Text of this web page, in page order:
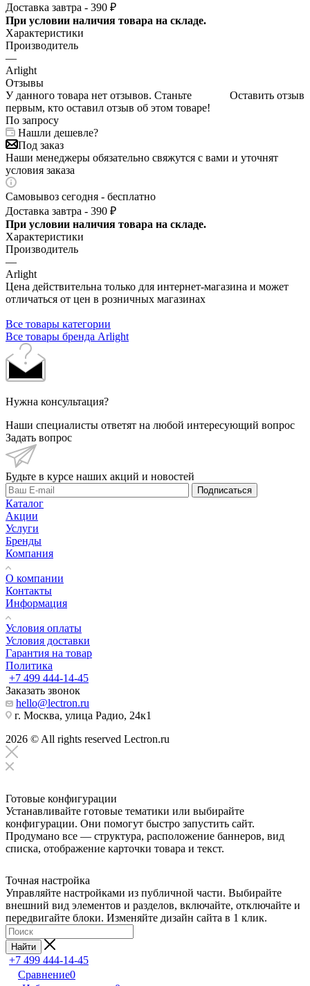
Доставка завтра - 390 ₽
При условии наличия товара на складе.
Характеристики
Производитель
—
Arlight
Отзывы
Оставить отзыв
У данного товара нет отзывов. Станьте
первым, кто оставил отзыв об этом товаре!
По запросу
Нашли дешевле?
Под заказ
Наши менеджеры обязательно свяжутся с вами и уточнят
условия заказа
Самовывоз сегодня - бесплатно
Доставка завтра - 390 ₽
При условии наличия товара на складе.
Характеристики
Производитель
—
Arlight
Цена действительна только для интернет-магазина и может
отличаться от цен в розничных магазинах
Все товары категории
Все товары бренда Arlight
Нужна консультация?
Наши специалисты ответят на любой интересующий вопрос
Задать вопрос
Будьте в курсе наших акций и новостей
Подписаться
Каталог
Акции
Услуги
Бренды
Компания
О компании
Контакты
Информация
Условия оплаты
Условия доставки
Гарантия на товар
Политика
+7 499 444-14-45
Заказать звонок
hello@lectron.ru
г. Москва, улица Радио, 24к1
2026 © All rights reserved Lectron.ru
Готовые конфигурации
Устанавливайте готовые тематики или выбирайте
конфигурации. Они помогут быстро запустить сайт.
Продумано все — структура, расположение баннеров, вид
списка, отображение карточки товара и текст.
Точная настройка
Управляйте настройками из публичной части. Выбирайте
внешний вид элементов и разделов, включайте, отключайте и
передвигайте блоки. Изменяйте дизайн сайта в 1 клик.
Найти
+7 499 444-14-45
Сравнение0